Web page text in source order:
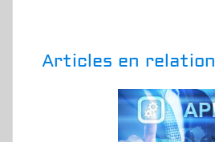
Articles en relation